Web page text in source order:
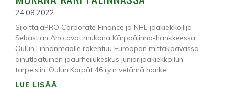
24.08.2022
SijoittajaPRO Corporate Finance ja NHL-jääkiekkoilija
Sebastian Aho ovat mukana Kärppälinna-hankkeessa.
Oulun Linnanmaalle rakentuu Euroopan mittakaavassa
ainutlaatuinen jääurheilukeskus juniorijääkiekkoilun
tarpeisiin. Oulun Kärpät 46 ry:n vetämä hanke
LUE LISÄÄ